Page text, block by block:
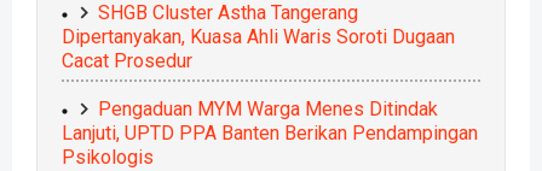
SHGB Cluster Astha Tangerang
Dipertanyakan, Kuasa Ahli Waris Soroti Dugaan
Cacat Prosedur
Pengaduan MYM Warga Menes Ditindak
Lanjuti, UPTD PPA Banten Berikan Pendampingan
Psikologis